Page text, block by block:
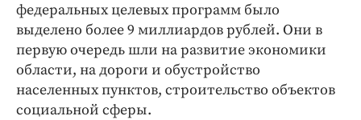
Блоги
Издания
Медиаперсона
Интересное чтиво
Клиника года
федеральных целевых программ было
выделено более 9 миллиардов рублей. Они в
первую очередь шли на развитие экономики
области, на дороги и обустройство
населенных пунктов, строительство объектов
социальной сферы.